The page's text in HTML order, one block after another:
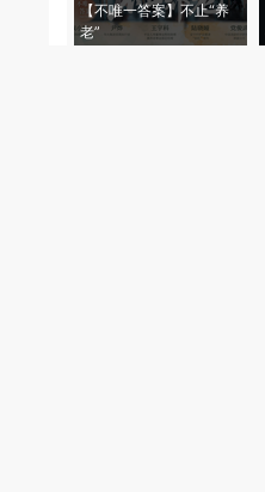
【不唯一答案】不止“养
老”